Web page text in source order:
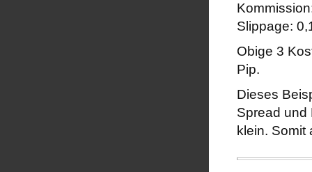
Slippage:
Obige 3
Pip.
Dieses
Spread und
klein. Somit